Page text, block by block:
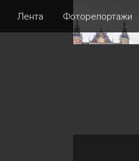
Лента Фоторепортажи